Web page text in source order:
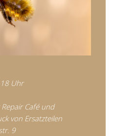
Uhr
Café und
von Ersatzteilen
9